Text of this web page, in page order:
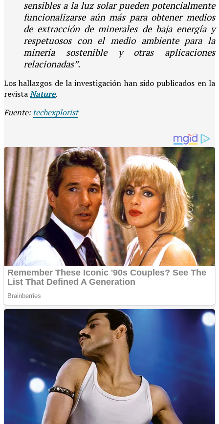
sensibles a la luz solar pueden potencialmente
funcionalizarse aún más para obtener medios
de extracción de minerales de baja energía y
respetuosos con el medio ambiente para la
minería sostenible y otras aplicaciones
relacionadas”.
Los hallazgos de la investigación han sido publicados en la
revistaNature.
Fuente: techexplorist